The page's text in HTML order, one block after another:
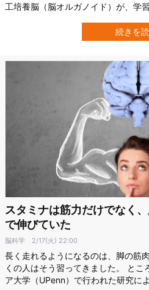
工培養脳（脳オルガノイド）が、学
究では、脳オルガノイドの学習成績
（電気刺激）」を振るっており、そ
続きを
スタミナは筋力だけでなく
で伸びていた
脳科学 2/17(火) 22:00
長く走れるようになるのは、脚の筋
くの人はそう習ってきました。 とこ
ア大学（UPenn）で行われた研究に